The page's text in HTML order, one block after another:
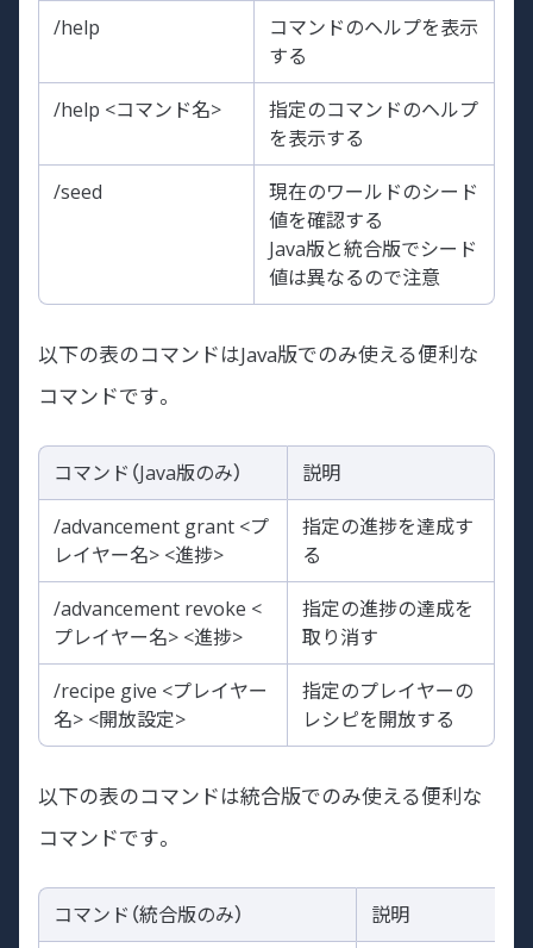
/help
コマンドのヘルプを表示
する
/help <コマンド名>
指定のコマンドのヘルプ
を表示する
/seed
現在のワールドのシード
値を確認する
Java版と統合版でシード
値は異なるので注意
以下の表のコマンドはJava版でのみ使える便利な
コマンドです。
コマンド（Java版のみ） 説明
/advancement grant <プ
レイヤー名> <進捗>
指定の進捗を達成す
る
/advancement revoke <
プレイヤー名> <進捗>
指定の進捗の達成を
取り消す
/recipe give <プレイヤー
名> <開放設定>
指定のプレイヤーの
レシピを開放する
以下の表のコマンドは統合版でのみ使える便利な
コマンドです。
コマンド（統合版のみ） 説明